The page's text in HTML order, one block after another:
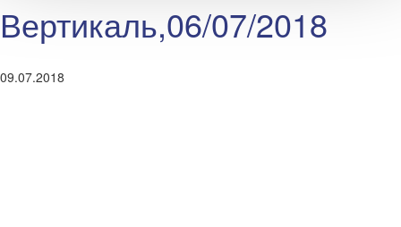
Вертикаль,06/07/2018
09.07.2018